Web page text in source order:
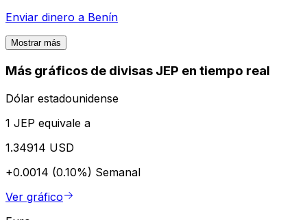
Enviar dinero a Benín
Mostrar más
Más gráficos de divisas JEP en tiempo real
Dólar estadounidense
1 JEP equivale a
1.34914 USD
+0.0014 (0.10%) Semanal
Ver gráfico